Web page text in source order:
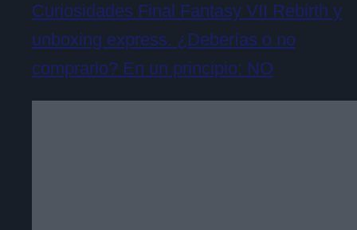
Curiosidades Final Fantasy VII Rebirth y
unboxing express. ¿Deberías o no
comprarlo? En un principio: NO